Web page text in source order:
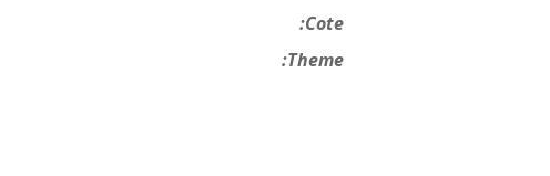
Cote:
Theme: